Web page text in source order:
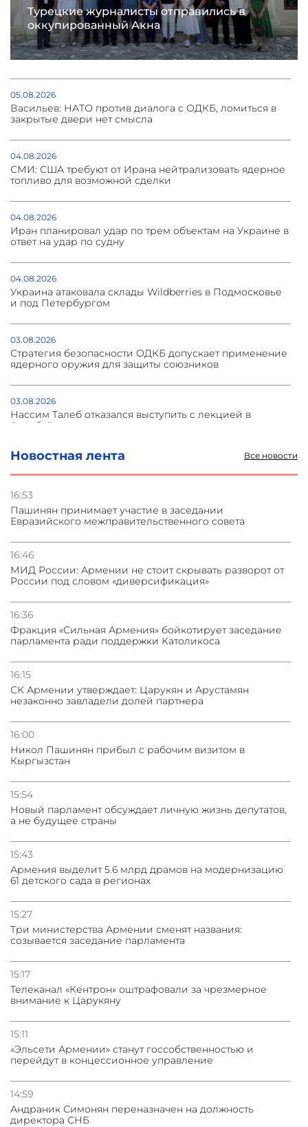
Новостная лента Все новости
16:53
Пашинян принимает участие в заседании
Евразийского межправительственного совета
16:46
МИД России: Армении не стоит скрывать разворот от
России под словом «диверсификация»
16:36
Фракция «Сильная Армения» бойкотирует заседание
парламента ради поддержки Католикоса
16:15
СК Армении утверждает: Царукян и Арустамян
незаконно завладели долей партнера
16:00
Никол Пашинян прибыл с рабочим визитом в
Кыргызстан
15:54
Новый парламент обсуждает личную жизнь депутатов,
а не будущее страны
15:43
Армения выделит 5.6 млрд драмов на модернизацию
61 детского сада в регионах
15:27
Три министерства Армении сменят названия:
созывается заседание парламента
15:17
Телеканал «Кентрон» оштрафовали за чрезмерное
внимание к Царукяну
15:11
«Эльсети Армении» станут госсобственностью и
перейдут в концессионное управление
14:59
Андраник Симонян переназначен на должность
директора СНБ
Турецкие журналисты отправились в
оккупированный Акна
05.08.2026
Васильев: НАТО против диалога с ОДКБ, ломиться в
закрытые двери нет смысла
04.08.2026
СМИ: США требуют от Ирана нейтрализовать ядерное
топливо для возможной сделки
04.08.2026
Иран планировал удар по трем объектам на Украине в
ответ на удар по судну
04.08.2026
Украина атаковала склады Wildberries в Подмосковье
и под Петербургом
03.08.2026
Стратегия безопасности ОДКБ допускает применение
ядерного оружия для защиты союзников
03.08.2026
Нассим Талеб отказался выступить с лекцией в
Азербайджане
31.07.2026
Сотрудничество и очереди – детали визита главы
31.07.2026
31.07.2026
условии прекращения огня